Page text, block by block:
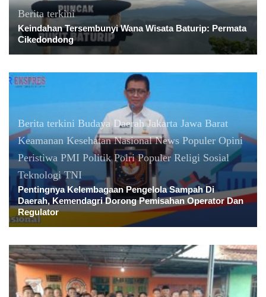
Berita terkini
Keindahan Tersembunyi Wana Wisata Baturip: Permata
Cikedondong
Berita terkini Budaya Daerah Jakarta Jawa Barat
Keamanan Kesehatan Nasional News Populer Opini
Peristiwa PMI Politik Polri Populer Religi Sosial
Teknologi TNI
Pentingnya Kelembagaan Pengelola Sampah Di
Daerah, Kemendagri Dorong Pemisahan Operator Dan
Regulator